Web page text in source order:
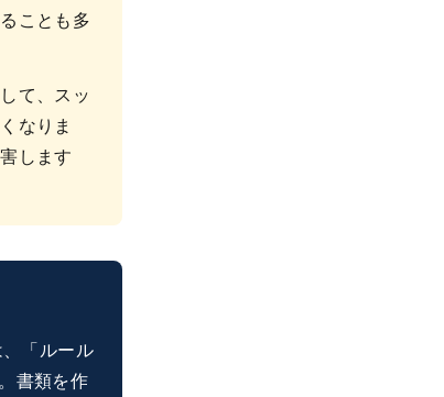
ことも多
て、スッ
なりま
します
「ルール
書類を作